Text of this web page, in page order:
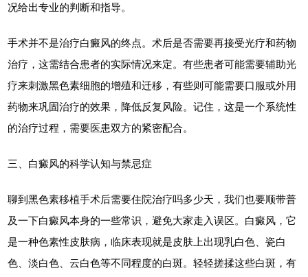
况给出专业的判断和指导。
手术并不是治疗白癜风的终点。术后是否需要再接受光疗和药物
治疗，这需结合患者的实际情况来定。有些患者可能需要辅助光
疗来刺激黑色素细胞的增殖和迁移，有些则可能需要口服或外用
药物来巩固治疗的效果，降低反复风险。记住，这是一个系统性
的治疗过程，需要医患双方的紧密配合。
三、白癜风的科学认知与禁忌症
聊到黑色素移植手术后需要住院治疗吗多少天，我们也要顺带普
及一下白癜风本身的一些常识，避免大家走入误区。白癜风，它
是一种色素性皮肤病，临床表现就是皮肤上出现乳白色、瓷白
色、淡白色、云白色等不同程度的白斑。轻轻搓揉这些白斑，有